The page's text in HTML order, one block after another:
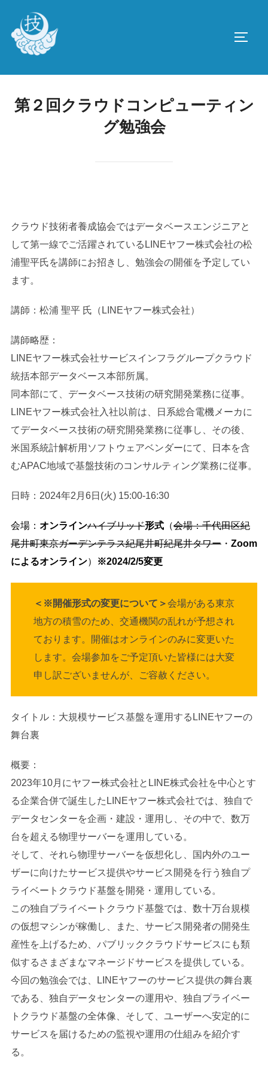
ツ
第２回クラウドコンピューティン
グ勉強会
クラウド技術者養成協会ではデータベースエンジニアと
して第一線でご活躍されているLINEヤフー株式会社の松
浦聖平氏を講師にお招きし、勉強会の開催を予定してい
ます。
講師：松浦 聖平 氏（LINEヤフー株式会社）
講師略歴：
LINEヤフー株式会社サービスインフラグループクラウド
統括本部データベース本部所属。
同本部にて、データベース技術の研究開発業務に従事。
LINEヤフー株式会社入社以前は、日系総合電機メーカに
てデータベース技術の研究開発業務に従事し、その後、
米国系統計解析用ソフトウェアベンダーにて、日本を含
むAPAC地域で基盤技術のコンサルティング業務に従事。
日時：2024年2月6日(火) 15:00-16:30
会場： オンラインハイブリッド形式（会場：千代田区紀
尾井町東京ガーデンテラス紀尾井町紀尾井タワー・ Zoom
によるオンライン） ※2024/2/5変更
＜※開催形式の変更について＞会場がある東京
地方の積雪のため、交通機関の乱れが予想され
ております。開催はオンラインのみに変更いた
します。会場参加をご予定頂いた皆様には大変
申し訳ございませんが、ご容赦ください。
タイトル：大規模サービス基盤を運用するLINEヤフーの
舞台裏
概要：
2023年10月にヤフー株式会社とLINE株式会社を中心とす
る企業合併で誕生したLINEヤフー株式会社では、独自で
データセンターを企画・建設・運用し、その中で、数万
台を超える物理サーバーを運用している。
そして、それら物理サーバーを仮想化し、国内外のユー
ザーに向けたサービス提供やサービス開発を行う独自プ
ライベートクラウド基盤を開発・運用している。
この独自プライベートクラウド基盤では、数十万台規模
の仮想マシンが稼働し、また、サービス開発者の開発生
産性を上げるため、パブリッククラウドサービスにも類
似するさまざまなマネージドサービスを提供している。
今回の勉強会では、LINEヤフーのサービス提供の舞台裏
である、独自データセンターの運用や、独自プライベー
トクラウド基盤の全体像、そして、ユーザーへ安定的に
サービスを届けるための監視や運用の仕組みを紹介す
る。